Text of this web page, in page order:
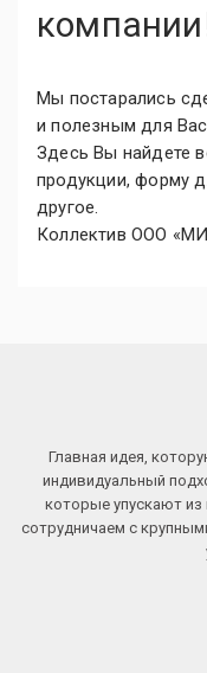
Мы постарались
и полезным для
Здесь Вы найдете
продукции, форму
другое.
Коллектив ООО
Главная идея,
индивидуальный
которые упускают
сотрудничаем с